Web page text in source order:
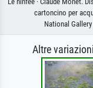
cartoncino per
National
Altre